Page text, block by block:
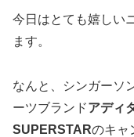
今日はとても嬉しい
ます。
なんと、シンガーソ
ーツブランドアディ
SUPERSTARのキャ